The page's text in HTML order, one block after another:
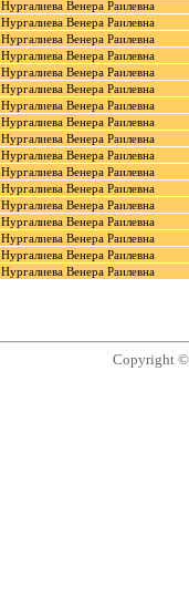
Нургалиева Венера Раилевна
Нургалиева Венера Раилевна
Нургалиева Венера Раилевна
Нургалиева Венера Раилевна
Нургалиева Венера Раилевна
Нургалиева Венера Раилевна
Нургалиева Венера Раилевна
Нургалиева Венера Раилевна
Нургалиева Венера Раилевна
Нургалиева Венера Раилевна
Нургалиева Венера Раилевна
Нургалиева Венера Раилевна
Нургалиева Венера Раилевна
Нургалиева Венера Раилевна
Нургалиева Венера Раилевна
Нургалиева Венера Раилевна
Нургалиева Венера Раилевна
Copyright